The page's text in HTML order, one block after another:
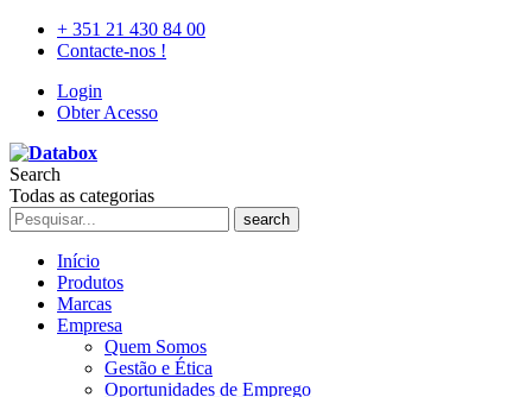
+ 351 21 430 84 00
Contacte-nos !
Login
Obter Acesso
Search
Todas as categorias
search
Início
Produtos
Marcas
Empresa
Quem Somos
Gestão e Ética
Oportunidades de Emprego